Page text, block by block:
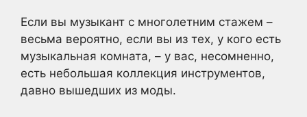
Если вы музыкант с многолетним стажем –
весьма вероятно, если вы из тех, у кого есть
музыкальная комната, – у вас, несомненно,
есть небольшая коллекция инструментов,
давно вышедших из моды.